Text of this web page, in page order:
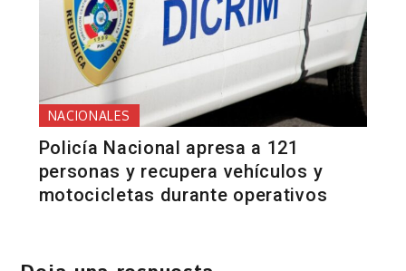
NACIONALES
Policía Nacional apresa a 121
personas y recupera vehículos y
motocicletas durante operativos